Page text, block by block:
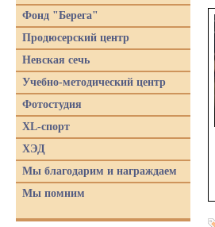
Фонд "Берега"
Продюсерский центр
Невская сечь
Учебно-методический центр
Фотостудия
XL-спорт
ХЭД
Мы благодарим и награждаем
Мы помним